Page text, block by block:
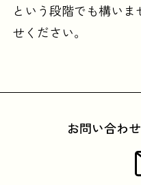
という段階でも構いま
せください。
お問い合わ